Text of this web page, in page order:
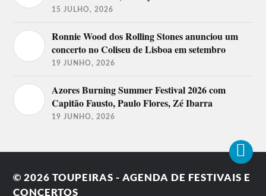
15 JULHO, 2026
Ronnie Wood dos Rolling Stones anunciou um
concerto no Coliseu de Lisboa em setembro
19 JUNHO, 2026
Azores Burning Summer Festival 2026 com
Capitão Fausto, Paulo Flores, Zé Ibarra
19 JUNHO, 2026
© 2026TOUPEIRAS - AGENDA DE FESTIVAIS E
CONCERTOS